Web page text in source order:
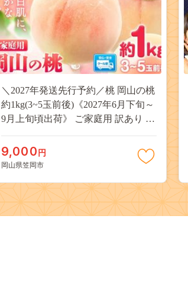
＼2027年発送先行予約／桃 岡山の桃
約1kg(3~5玉前後)《2027年6月下旬～
9月上旬頃出荷》 ご家庭用 訳あり 白
果物 デザート 旬 モモ もも 先行予約
送料無料 果物 岡山県 笠岡市 清水白
kasaoka_zsy_419_100---
9,000 円
岡山県笠岡市